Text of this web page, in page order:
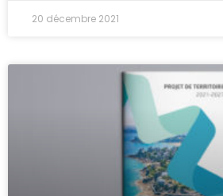
20 décembre 2021